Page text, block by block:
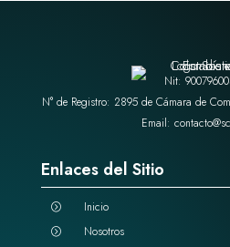
Nit:
N° de Registro: 2895 de Cámara de
Email:
Enlaces del Sitio
= Inicio
= Nosotros